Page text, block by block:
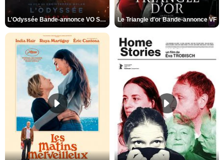
L'Odyssée Bande-annonce VO STFR Le Triangle d'or Bande-annonce VF